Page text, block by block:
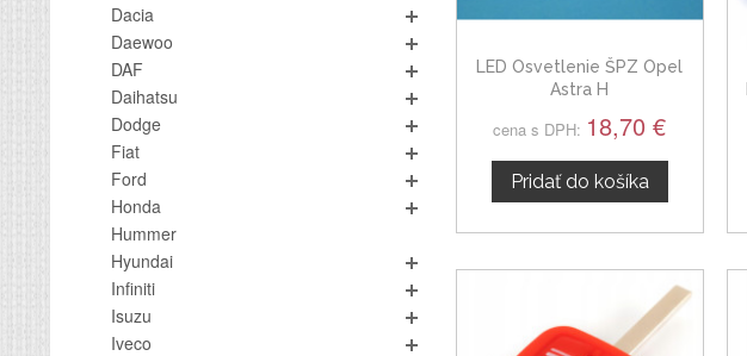
LED Osvetlenie ŠPZ Opel
Astra H
cena s DPH: 18,70 €
Pridať do košíka
Dacia
Daewoo
DAF
Daihatsu
Dodge
Fiat
Ford
Honda
Hummer
Hyundai
Infiniti
Isuzu
Iveco